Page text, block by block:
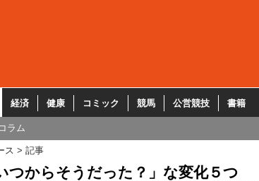
経済 健康 コミック 競馬 公営競技 書籍
コラム
ス 記事
つからそうだった？」な変化５つ